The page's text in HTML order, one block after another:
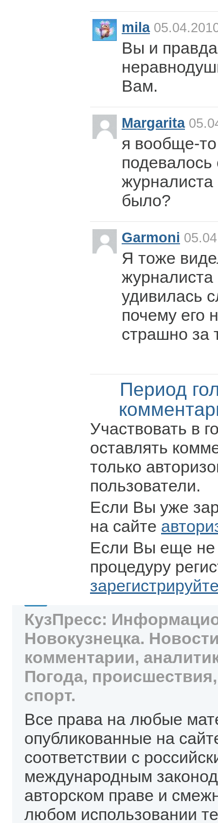
mila
Вы и правда
Вам.
Margarita
я вообще-
журналиста
было?
Garmoni
Я тоже
удивилась
почему его
страшно за
Период
Участвовать в
оставлять
только
пользователи.
Если Вы уже
на сайте
Если Вы еще не
процедуру
КузПресс:
Новокузнецка.
комментарии,
Погода,
спорт.
Все права на любые
опубликованные на
соответствии с
международным
авторском праве и
любом использовании